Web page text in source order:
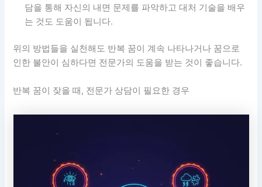
담을 통해 자신의 내면 문제를 파악하고 대처 기술을 배우
는 것도 도움이 됩니다.
위의 방법들을 실천해도 반복 꿈이 계속 나타나거나 꿈으로
인한 불안이 심하다면 전문가의 도움을 받는 것이 좋습니다.
반복 꿈이 잦을 때, 전문가 상담이 필요한 경우